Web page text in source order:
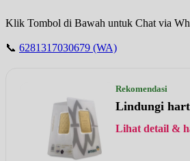
Klik Tombol di Bawah untuk Chat via
📞 6281317030679 (WA)
Rekomendasi
Lindungi
Lihat detail &